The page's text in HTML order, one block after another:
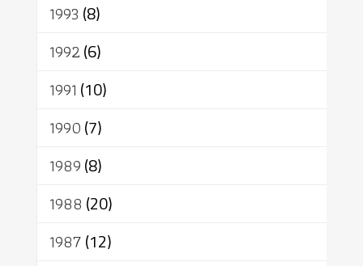
1993 (8)
1992(6)
1991 (10)
1990(7)
1989(8)
1988 (20)
1987(12)